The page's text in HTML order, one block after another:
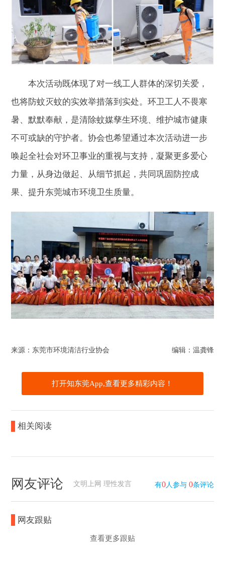
本次活动既体现了对一线工人群体的深切关爱，
也将防蚊灭蚊的实效举措落到实处。环卫工人不畏寒
暑、默默奉献，是清除蚊媒孳生环境、维护城市健康
不可或缺的守护者。协会也希望通过本次活动进一步
唤起全社会对环卫事业的重视与支持，凝聚更多爱心
力量，从身边做起、从细节抓起，共同巩固防控成
果、提升东莞城市环境卫生质量。
来源：东莞市环境清洁行业协会 编辑：温龚锋
打开知东莞App,查看更多精彩内容！
相关阅读
网友评论 文明上网 理性发言 有0人参与 0条评论
网友跟贴
查看更多跟贴